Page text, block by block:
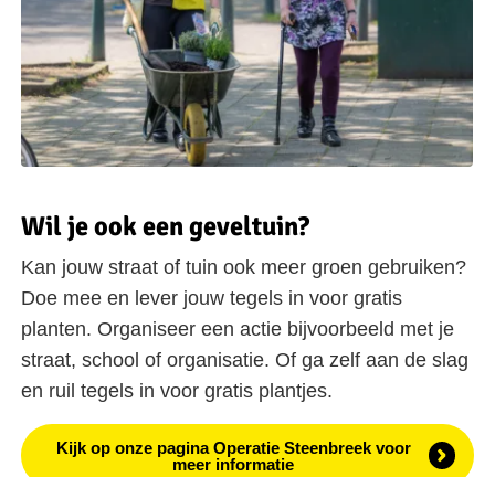
Wil je ook een geveltuin?
Kan jouw straat of tuin ook meer groen gebruiken?
Doe mee en lever jouw tegels in voor gratis
planten. Organiseer een actie bijvoorbeeld met je
straat, school of organisatie. Of ga zelf aan de slag
en ruil tegels in voor gratis plantjes.
Kijk op onze pagina Operatie Steenbreek voor
meer informatie